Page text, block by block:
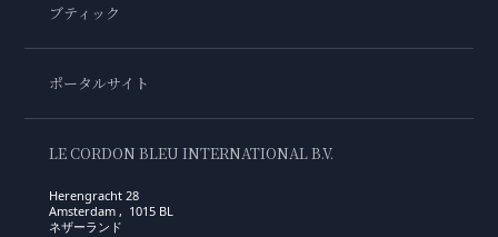
ブティック
ポータルサイト
LE CORDON BLEU INTERNATIONAL B.V.
Herengracht 28
Amsterdam , 1015 BL
ネザーランド